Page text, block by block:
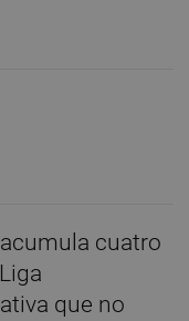
acumula cuatro
que no